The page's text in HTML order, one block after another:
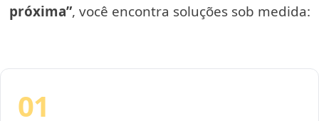
próxima”, você encontra soluções sob medida:
01